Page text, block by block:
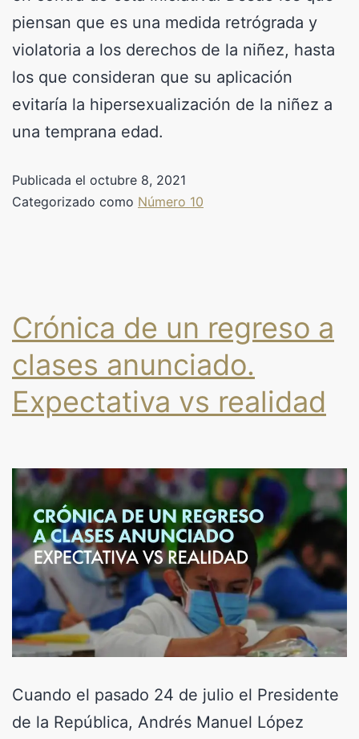
piensan que es una medida retrógrada y
violatoria a los derechos de la niñez, hasta
los que consideran que su aplicación
evitaría la hipersexualización de la niñez a
una temprana edad.
Publicada el octubre 8, 2021
Categorizado como Número 10
Crónica de un regreso a
clases anunciado.
Expectativa vs realidad
Cuando el pasado 24 de julio el Presidente
de la República, Andrés Manuel López